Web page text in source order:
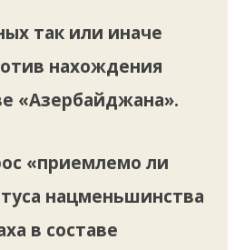
так или иначе
нахождения
«Азербайджана».
«приемлемо ли
нацменьшинства
в составе